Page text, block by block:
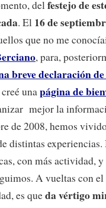
delfestejo de
. El 16 de
que no me
, para,
breve declaración
unapágina de
mejor la
de 2008, hemos
distintas experiencias.
con más actividad,
A vueltas con
es queda vértigo